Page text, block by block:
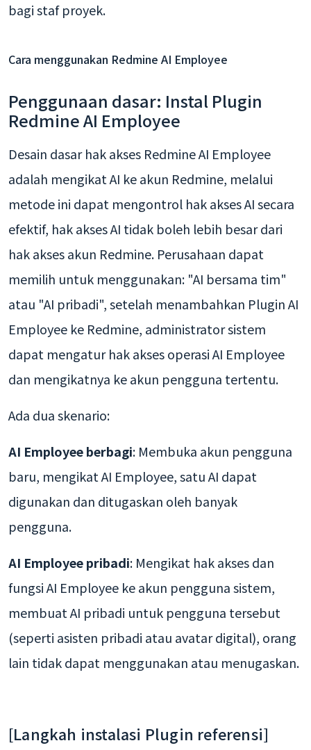
bagi staf proyek.
Cara menggunakan Redmine AI Employee
Penggunaan dasar: Instal Plugin
Redmine AI Employee
Desain dasar hak akses Redmine AI Employee
adalah mengikat AI ke akun Redmine, melalui
metode ini dapat mengontrol hak akses AI secara
efektif, hak akses AI tidak boleh lebih besar dari
hak akses akun Redmine. Perusahaan dapat
memilih untuk menggunakan: "AI bersama tim"
atau "AI pribadi", setelah menambahkan Plugin AI
Employee ke Redmine, administrator sistem
dapat mengatur hak akses operasi AI Employee
dan mengikatnya ke akun pengguna tertentu.
Ada dua skenario:
AI Employee berbagi: Membuka akun pengguna
baru, mengikat AI Employee, satu AI dapat
digunakan dan ditugaskan oleh banyak
pengguna.
AI Employee pribadi: Mengikat hak akses dan
fungsi AI Employee ke akun pengguna sistem,
membuat AI pribadi untuk pengguna tersebut
(seperti asisten pribadi atau avatar digital), orang
lain tidak dapat menggunakan atau menugaskan.
[Langkah instalasi Plugin referensi]